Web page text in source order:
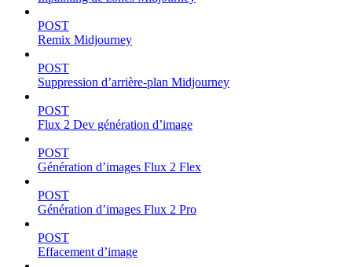
POST
Remix Midjourney
POST
Suppression d’arrière-plan Midjourney
POST
Flux 2 Dev génération d’image
POST
Génération d’images Flux 2 Flex
POST
Génération d’images Flux 2 Pro
POST
Effacement d’image